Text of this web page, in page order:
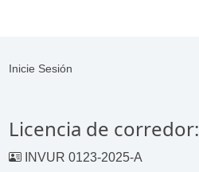
Inicie Sesión
Licencia de corredor:
INVUR 0123-2025-A